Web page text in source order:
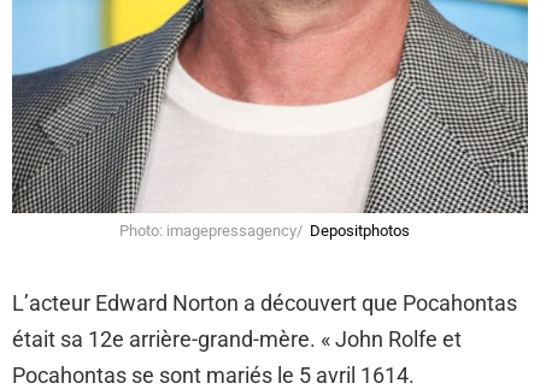
Photo: imagepressagency/ Depositphotos
L’acteur Edward Norton a découvert que Pocahontas
était sa 12e arrière-grand-mère. « John Rolfe et
Pocahontas se sont mariés le 5 avril 1614.